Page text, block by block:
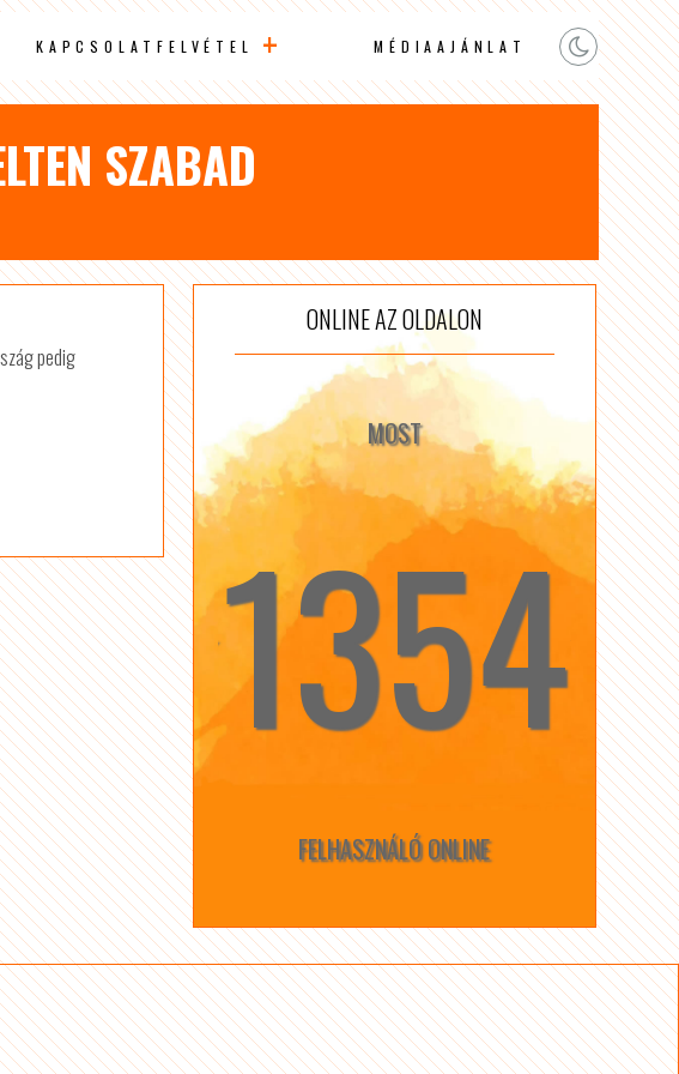
KAPCSOLATFELVÉTEL MÉDIAAJÁNLAT
SZABAD
pedig
ONLINE AZ OLDALON
MOST
☆1354 ☆
FELHASZNÁLÓ ONLINE